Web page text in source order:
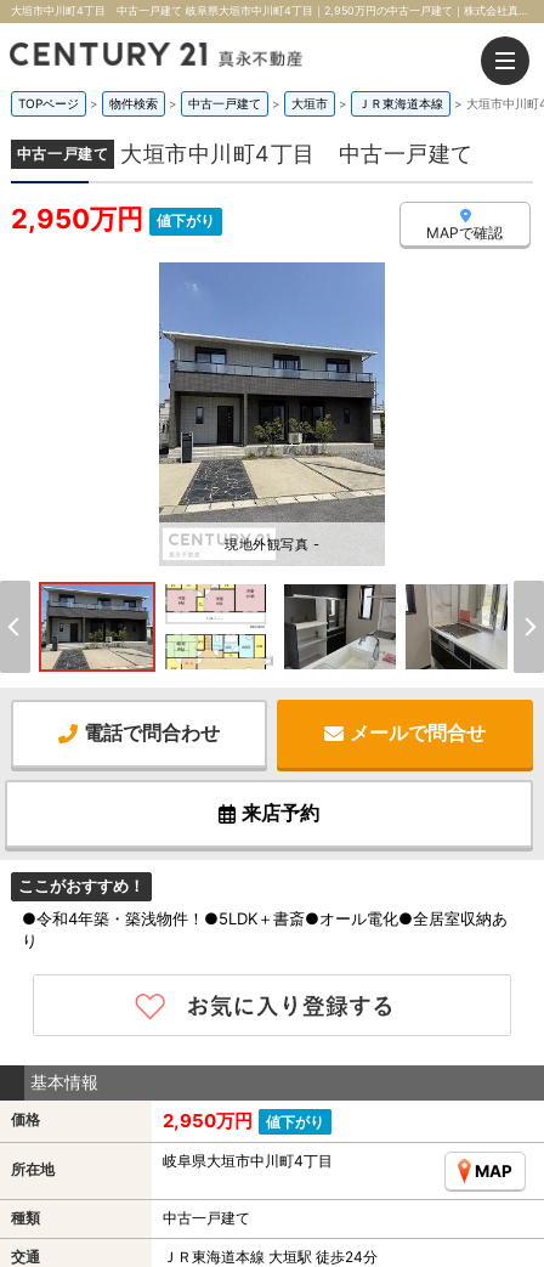
TOPページ > 物件検索 > 中古一戸建て > 大垣市 > ＪＲ東海道本線 > 大垣市中川
中古一戸建て 大垣市中川町4丁目 中古一戸建て
2,950万円 値下がり
MAPで確認
現地外観写真 -
電話で問合わせ メールで問合せ
来店予約
ここがおすすめ！
●令和4年築・築浅物件！●5LDK＋書斎●オール電化●全居室収納あ
り
基本情報
価格 2,950万円 値下がり
所在地 岐阜県大垣市中川町4丁目
MAP
種類 中古一戸建て
交通 ＪＲ東海道本線 大垣駅 徒歩24分